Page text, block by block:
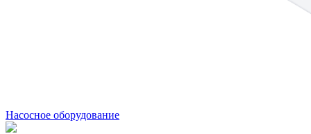
Насосное оборудование